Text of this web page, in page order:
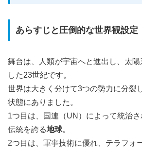
あらすじと圧倒的な世界観設定
舞台は、人類が宇宙へと進出し、太
した23世紀です。
世界は大きく分けて3つの勢力に分裂
状態にありました。
1つ目は、国連（UN）によって統治
伝統を誇る地球。
2つ目は、軍事技術に優れ、テラフォ